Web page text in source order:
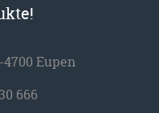
Eupen
666